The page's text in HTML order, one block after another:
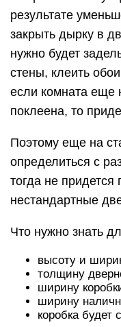
результате
закрыть дырку в
нужно будет
стены, клеить
если комната еще
поклеена, то
Поэтому еще на
определиться с
тогда не придется
нестандартные
Что нужно знать
высоту и
толщину
ширину
ширину
коробка будет